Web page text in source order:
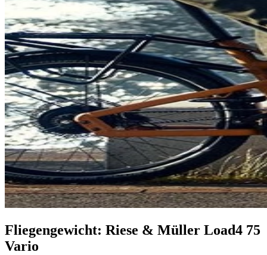
Fliegengewicht: Riese & Müller Load4 75
Vario